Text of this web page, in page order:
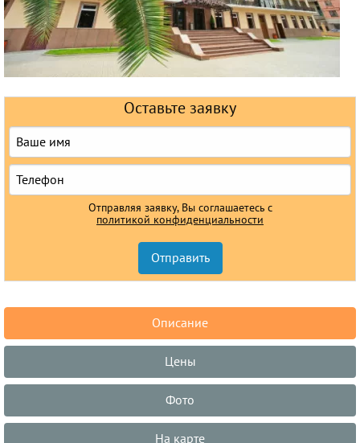
Круизы
Оставьте заявку
Отправляя заявку, Вы соглашаетесь с
политикой конфиденциальности
Описание
Цены
Фото
На карте